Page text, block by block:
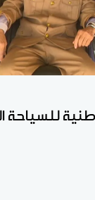
للسياحة